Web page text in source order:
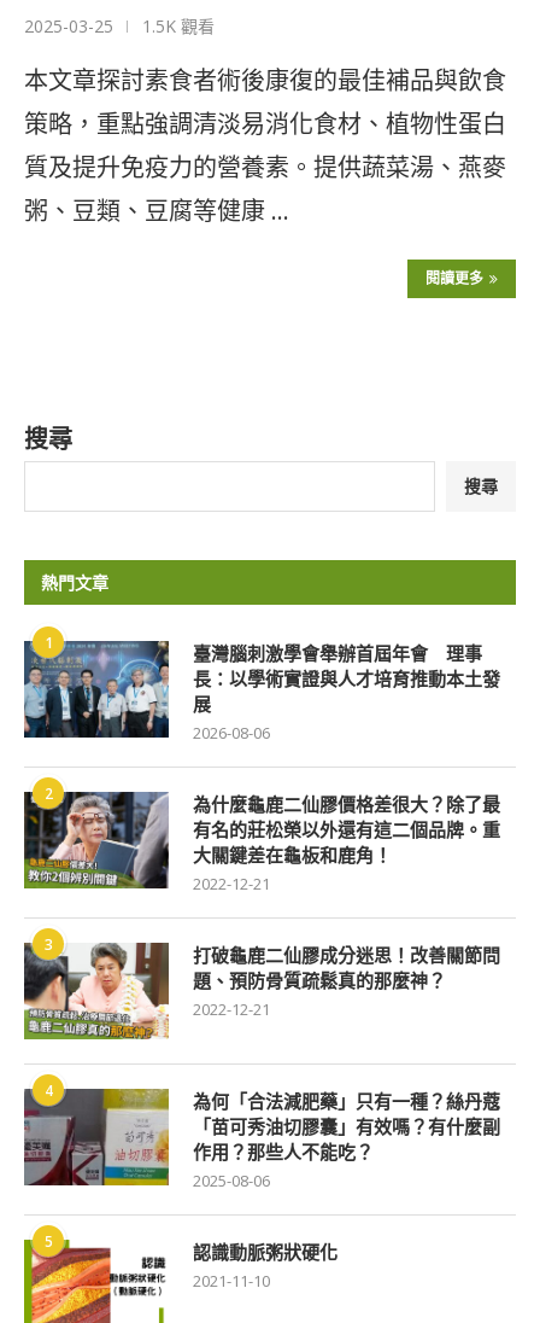
2025-03-25 1.5K 觀看
本文章探討素食者術後康復的最佳補品與飲食
策略，重點強調清淡易消化食材、植物性蛋白
質及提升免疫力的營養素。提供蔬菜湯、燕麥
粥、豆類、豆腐等健康 …
閱讀更多
搜尋
搜尋
熱門文章
1
臺灣腦刺激學會舉辦首屆年會 理事
長：以學術實證與人才培育推動本土發
展
2026-08-06
2
為什麼龜鹿二仙膠價格差很大？除了最
有名的莊松榮以外還有這二個品牌。重
大關鍵差在龜板和鹿角！
2022-12-21
3
打破龜鹿二仙膠成分迷思！改善關節問
題、預防骨質疏鬆真的那麼神？
2022-12-21
4
為何「合法減肥藥」只有一種？絲丹蔻
「苗可秀油切膠囊」有效嗎？有什麼副
作用？那些人不能吃？
2025-08-06
5 認識動脈粥狀硬化
2021-11-10